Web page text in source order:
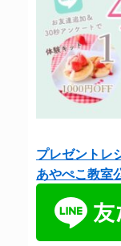
プレゼントレ
あやぺこ教室